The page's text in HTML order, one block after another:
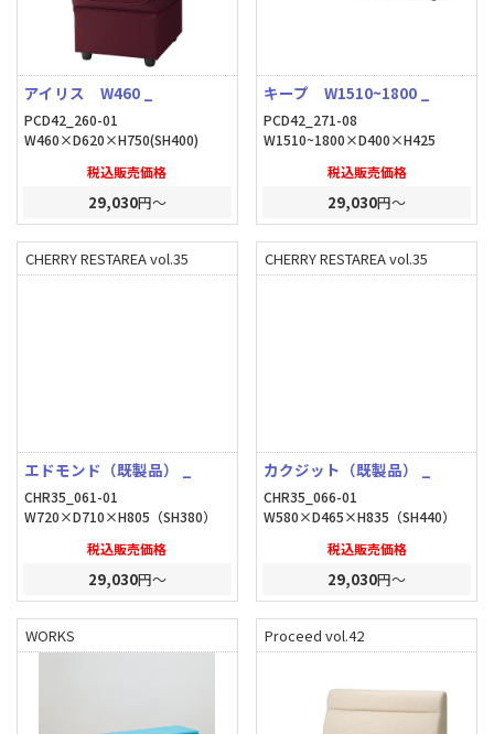
アイリス W460 _
PCD42_260-01
W460×D620×H750(SH400)
税込販売価格
29,030円～
キープ W1510~1800 _
PCD42_271-08
W1510~1800×D400×H425
税込販売価格
29,030円～
CHERRY RESTAREA vol.35
エドモンド（既製品） _
CHR35_061-01
W720×D710×H805（SH380）
税込販売価格
29,030円～
CHERRY RESTAREA vol.35
カクジット（既製品） _
CHR35_066-01
W580×D465×H835（SH440）
税込販売価格
29,030円～
WORKS Proceed vol.42